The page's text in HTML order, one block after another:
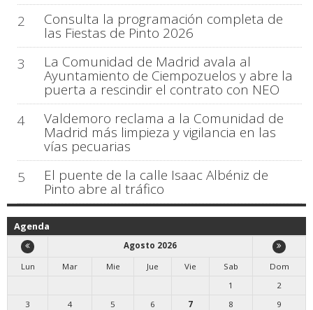
2
Consulta la programación completa de
las Fiestas de Pinto 2026
3
La Comunidad de Madrid avala al
Ayuntamiento de Ciempozuelos y abre la
puerta a rescindir el contrato con NEO
4
Valdemoro reclama a la Comunidad de
Madrid más limpieza y vigilancia en las
vías pecuarias
5
El puente de la calle Isaac Albéniz de
Pinto abre al tráfico
Agenda
Agosto 2026
Lun
Mar Mie Jue Vie Sab
Dom
1
2
3
4 5 6 7 8
9